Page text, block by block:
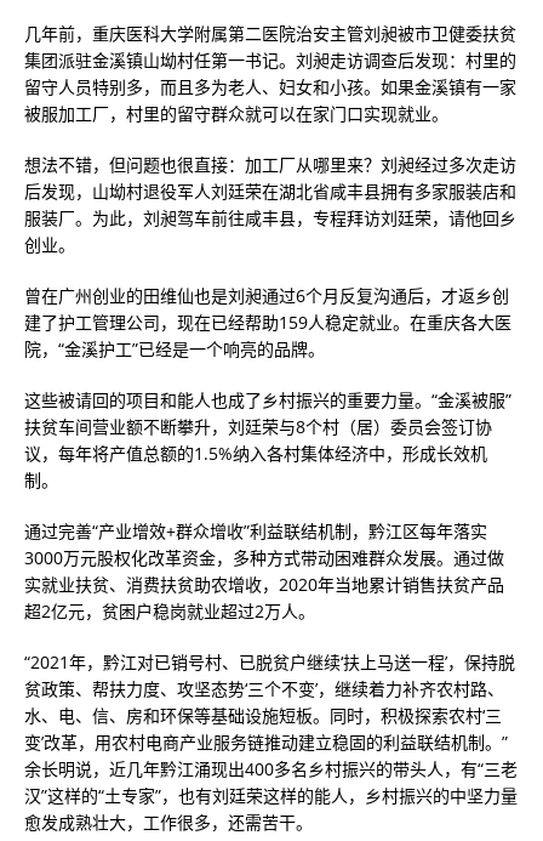
几年前，重庆医科大学附属第二医院治安主管刘昶被市卫健委扶贫
集团派驻金溪镇山坳村任第一书记。刘昶走访调查后发现：村里的
留守人员特别多，而且多为老人、妇女和小孩。如果金溪镇有一家
被服加工厂，村里的留守群众就可以在家门口实现就业。
想法不错，但问题也很直接：加工厂从哪里来？刘昶经过多次走访
后发现，山坳村退役军人刘廷荣在湖北省咸丰县拥有多家服装店和
服装厂。为此，刘昶驾车前往咸丰县，专程拜访刘廷荣，请他回乡
创业。
曾在广州创业的田维仙也是刘昶通过6个月反复沟通后，才返乡创
建了护工管理公司，现在已经帮助159人稳定就业。在重庆各大医
院，“金溪护工”已经是一个响亮的品牌。
这些被请回的项目和能人也成了乡村振兴的重要力量。“金溪被服”
扶贫车间营业额不断攀升，刘廷荣与8个村（居）委员会签订协
议，每年将产值总额的1.5%纳入各村集体经济中，形成长效机
制。
通过完善“产业增效+群众增收”利益联结机制，黔江区每年落实
3000万元股权化改革资金，多种方式带动困难群众发展。通过做
实就业扶贫、消费扶贫助农增收，2020年当地累计销售扶贫产品
超2亿元，贫困户稳岗就业超过2万人。
“2021年，黔江对已销号村、已脱贫户继续‘扶上马送一程’，保持脱
贫政策、帮扶力度、攻坚态势‘三个不变’，继续着力补齐农村路、
水、电、信、房和环保等基础设施短板。同时，积极探索农村‘三
变’改革，用农村电商产业服务链推动建立稳固的利益联结机制。”
余长明说，近几年黔江涌现出400多名乡村振兴的带头人，有“三老
汉”这样的“土专家”，也有刘廷荣这样的能人，乡村振兴的中坚力量
愈发成熟壮大，工作很多，还需苦干。